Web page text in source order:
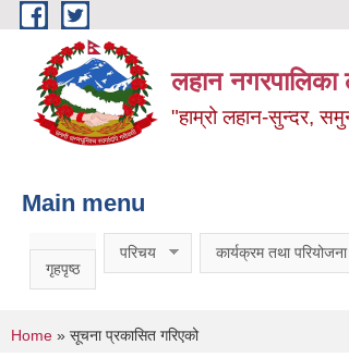
Skip to main content
लहान
"हाम्रो लहान-सुन्दर,
Main menu
गृहपृष्ठ
परिचय कार्यक्रम तथा परियोजना
You are here
Home » सूचना प्रकासित गरिएको